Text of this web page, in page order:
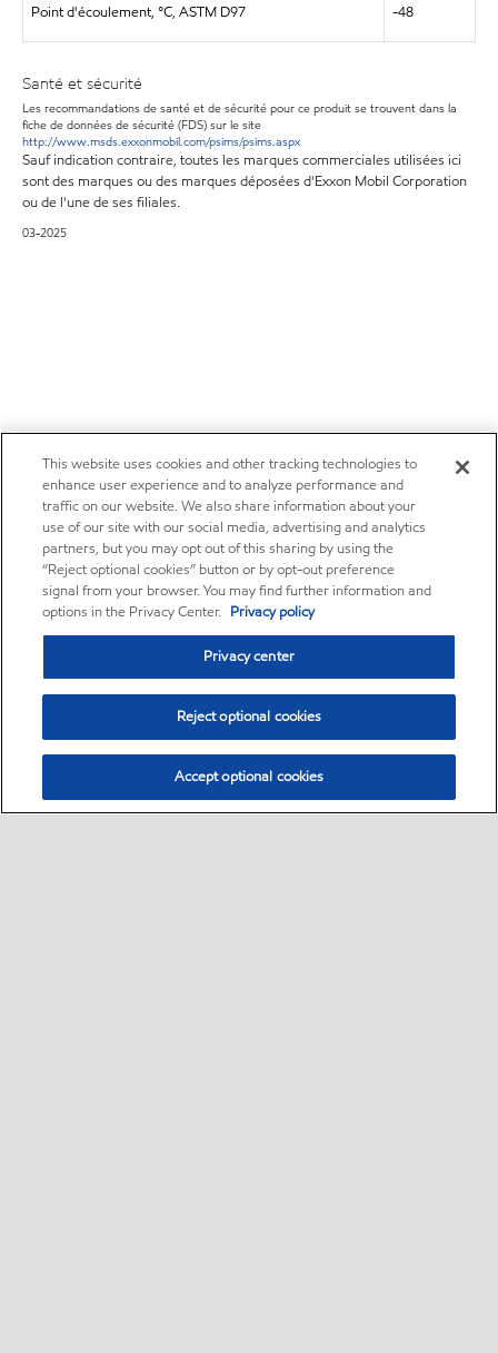
Point d'écoulement, °C, ASTM D97 -48
Santé et sécurité
Les recommandations de santé et de sécurité pour ce produit se trouvent dans la
fiche de données de sécurité (FDS) sur le site
http://www.msds.exxonmobil.com/psims/psims.aspx
Sauf indication contraire, toutes les marques commerciales utilisées ici
sont des marques ou des marques déposées d'Exxon Mobil Corporation
ou de l'une de ses filiales.
03-2025
This website uses cookies and other tracking technologies to
enhance user experience and to analyze performance and
traffic on our website. We also share information about your
use of our site with our social media, advertising and analytics
partners, but you may opt out of this sharing by using the
“Reject optional cookies” button or by opt-out preference
signal from your browser. You may find further information and
options in the Privacy Center. Privacy policy
Privacy center
Reject optional cookies
Accept optional cookies